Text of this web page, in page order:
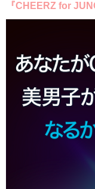
『CHEERZ for